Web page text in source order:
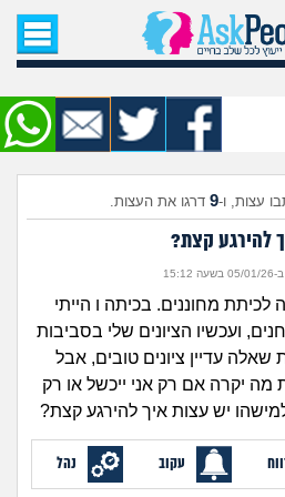
עמוד הבית
שאל שאלה
שאלות חדשות
שאלות שעוררו עניין
עצות חדשות
מה קורה כאן?
מתחם הטיפים
מדורים
עצות, ו-9 דרגו את העצות.
להירגע קצת?
לכיתת מחוננים. בכיתה ו הייתי
עד 100 במבחנים, ועכשיו הציונים שלי בסביבות
יודעת שאלה עדיין ציונים טובים, אבל
מה יקרה אם רק אני ייכשל או רק
יש עצות איך להירגע קצת?
עקוב נהל